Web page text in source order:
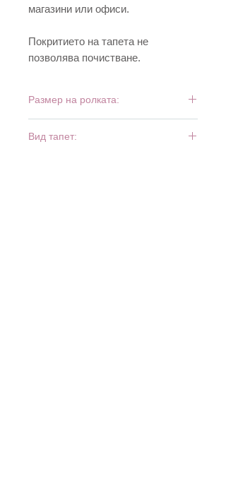
магазини или офиси.
Покритието на тапета не
позволява почистване.
Размер на ролката:
Вид тапет: